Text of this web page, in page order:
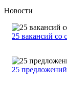
Новости
25 вакансий со
25